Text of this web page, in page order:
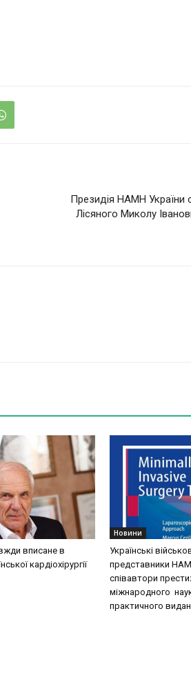
Президія НАМН України
Лісяного Миколу
вписане в
кардіохірургії
Новини
Українські
представники
співавтори
міжнародного
практичного